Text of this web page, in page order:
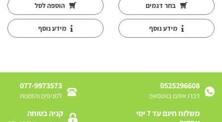
⁦₪160.00⁩
בחר דגמים
מידע נוסף
הוספה לסל
מידע נוסף
0525296608
דברו איתנו בווטסאפ
077-9973573
לסניפים והזמנות
משלוח חינם עד 7 ימי
קניה בטוחה